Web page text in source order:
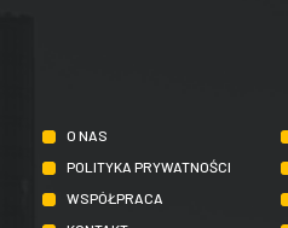
O NAS
POLITYKA PRYWATNOŚCI
WSPÓŁPRACA